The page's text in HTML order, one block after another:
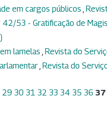
em cargos públicos
42/53 - Gratificação de
lamelas Revista do
Revista do
29 30 31 32 33 34 35 36 37